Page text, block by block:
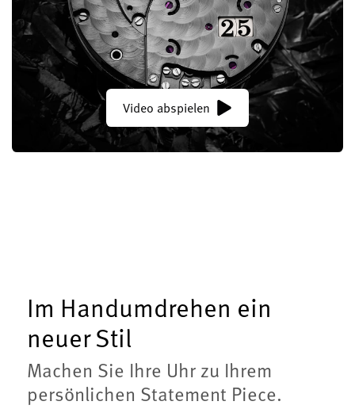
Video abspielen
Im Handumdrehen ein
neuer Stil
Machen Sie Ihre Uhr zu Ihrem
persönlichen Statement Piece.